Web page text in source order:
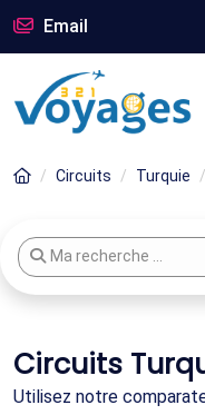
Email
Circuits Turquie
Modifier votre recherche
Ma recherche ...
Circuits
Utilisez notre